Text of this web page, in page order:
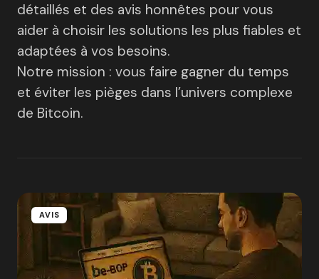
détaillés et des avis honnêtes pour vous
aider à choisir les solutions les plus fiables et
adaptées à vos besoins.
Notre mission : vous faire gagner du temps
et éviter les pièges dans l’univers complexe
de Bitcoin.
AVIS